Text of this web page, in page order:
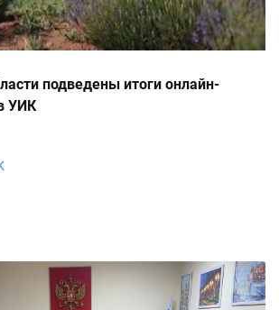
подведены итоги онлайн-
УИК